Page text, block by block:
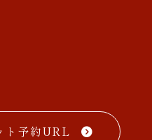
ト予約URL